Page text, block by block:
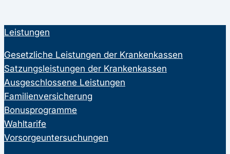
Leistungen
Gesetzliche Leistungen der Krankenkassen
Satzungsleistungen der Krankenkassen
Ausgeschlossene Leistungen
Familienversicherung
Bonusprogramme
Wahltarife
Vorsorgeuntersuchungen